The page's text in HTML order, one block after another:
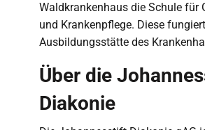
Waldkrankenhaus die Schule für
und Krankenpflege. Diese
Ausbildungsstätte des
Über die
Diakonie